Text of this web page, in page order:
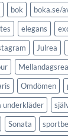
bok
boka.se/
elegans
Julrea
Mellandagsrea
Omdömen
underkläder
Sonata